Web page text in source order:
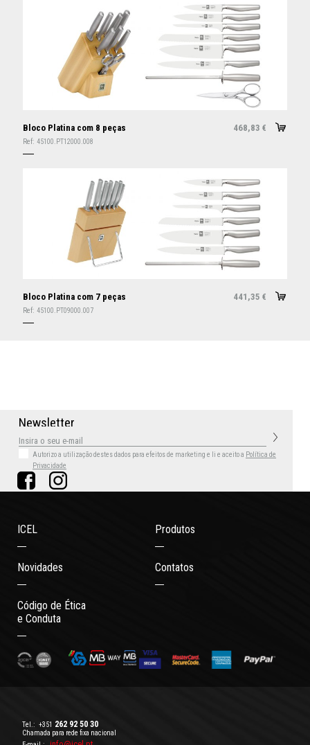
Bloco Platina com 8 peças 468,83 €
Ref: 45100.PT12000.008
Bloco Platina com 7 peças 441,35 €
Ref: 45100.PT09000.007
Newsletter
Autorizo a utilização destes dados para efeitos de marketing e li e aceito a Política de
Privacidade
ICEL Produtos
Novidades Contatos
Código de Ética
e Conduta
Tel.: +351 262 92 50 30
Chamada para rede fixa nacional